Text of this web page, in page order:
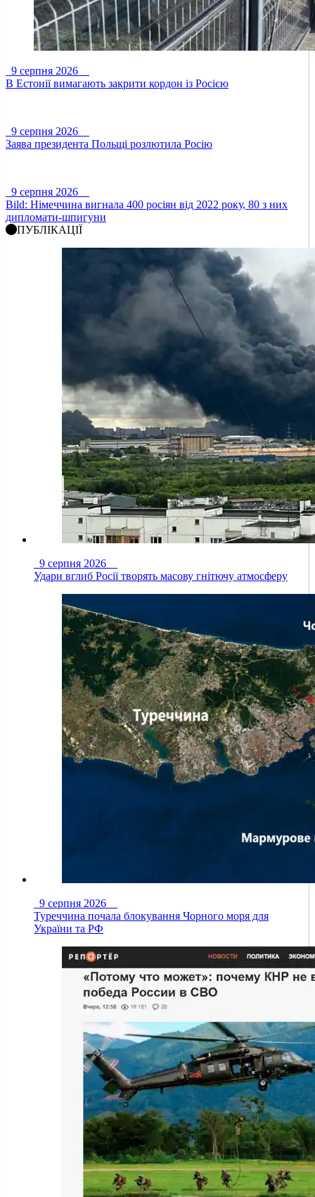
9 серпня 2026
В Естонії вимагають закрити кордон із Росією
9 серпня 2026
Заява президента Польщі розлютила Росію
9 серпня 2026
Bild: Німеччина вигнала 400 росіян від 2022 року, 80 з них
дипломати-шпигуни
ПУБЛІКАЦІЇ
9 серпня 2026
Удари вглиб Росії творять масову гнітючу атмосферу
9 серпня 2026
Туреччина почала блокування Чорного моря для
України та РФ